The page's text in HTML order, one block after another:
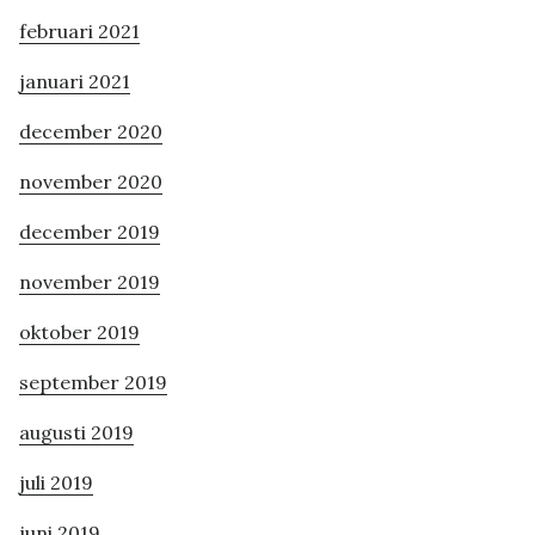
februari 2021
januari 2021
december 2020
november 2020
december 2019
november 2019
oktober 2019
september 2019
augusti 2019
juli 2019